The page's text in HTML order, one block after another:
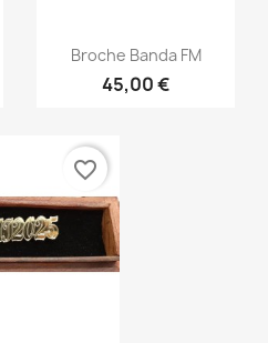
Vista rápida
Broche Banda FM
45,00 €
favorite_border